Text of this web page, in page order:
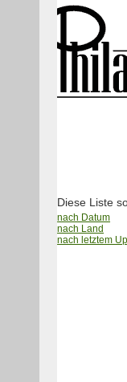
Diese Liste
nach Datum
nach Land
nach letztem